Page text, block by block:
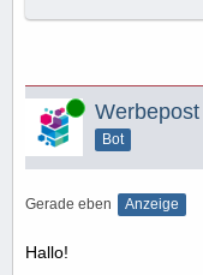
Online Werbepost
Bot
Gerade eben Anzeige
Hallo!